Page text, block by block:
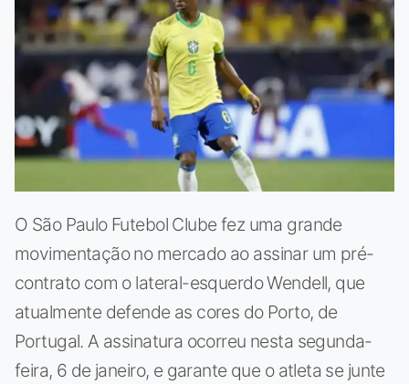
O São Paulo Futebol Clube fez uma grande
movimentação no mercado ao assinar um pré-
contrato com o lateral-esquerdo Wendell, que
atualmente defende as cores do Porto, de
Portugal. A assinatura ocorreu nesta segunda-
feira, 6 de janeiro, e garante que o atleta se junte